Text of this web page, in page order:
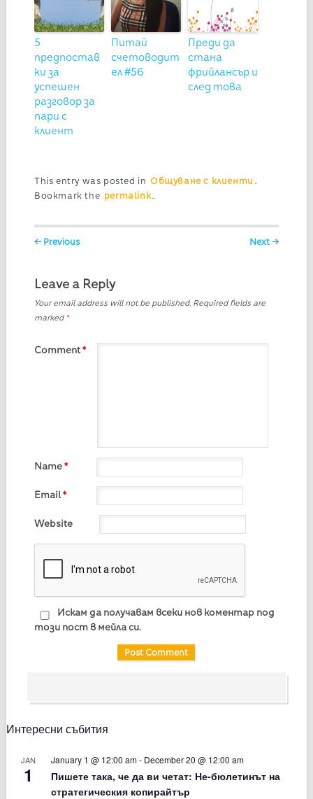
5
предпостав
ки за
успешен
разговор за
пари с
клиент
Питай
счетоводит
ел #56
Преди да
стана
фрийлансър и
след това
This entry was posted in Общуване с клиенти .
Bookmark the permalink.
Post navigation
← Previous Next →
Leave a Reply
Your email address will not be published. Required fields are
marked *
Comment*
Name*
Email*
Website
Искам да получавам всеки нов коментар под
този пост в мейла си.
Интересни събития
JAN
1
January 1 @ 12:00 am- December 20 @ 12:00 am
Пишете така, че да ви четат: Не-бюлетинът на
стратегическия копирайтър